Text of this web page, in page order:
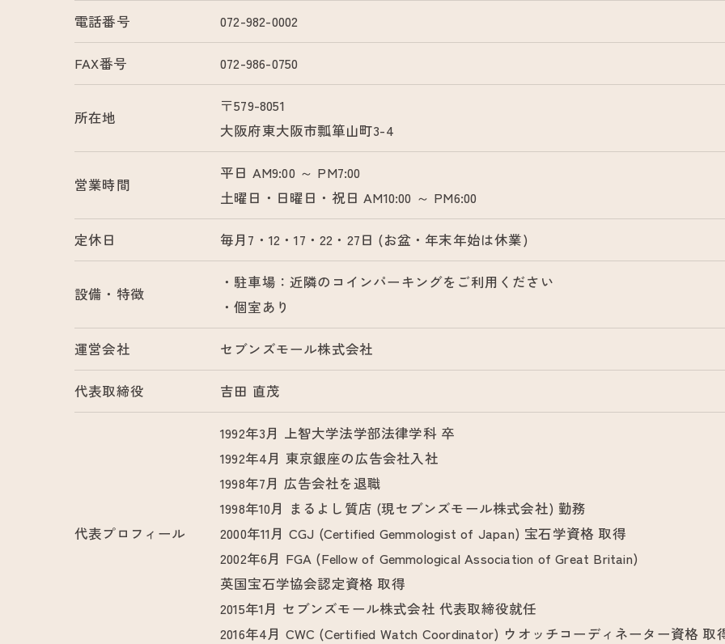
電話番号 072-982-0002
FAX番号 072-986-0750
所在地
〒579-8051
大阪府東大阪市瓢箪山町3-4
営業時間
平日 AM9:00 ～ PM7:00
土曜日・日曜日・祝日 AM10:00 ～ PM6:00
定休日 毎月7・12・17・22・27日 (お盆・年末年始は休業)
設備・特徴
・駐車場：近隣のコインパーキングをご利用ください
・個室あり
運営会社 セブンズモール株式会社
代表取締役 吉田 直茂
代表プロフィール
1992年3月 上智大学法学部法律学科 卒
1992年4月 東京銀座の広告会社入社
1998年7月 広告会社を退職
1998年10月 まるよし質店 (現セブンズモール株式会社) 勤務
2000年11月 CGJ (Certified Gemmologist of Japan) 宝石学資格 取得
2002年6月 FGA (Fellow of Gemmological Association of Great Britain)
英国宝石学協会認定資格 取得
2015年1月 セブンズモール株式会社 代表取締役就任
2016年4月 CWC (Certified Watch Coordinator) ウオッチコーディネーター資格 取